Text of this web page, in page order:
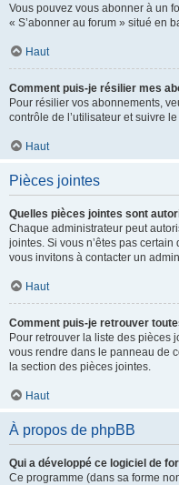
Vous pouvez vous abonner à un
« S’abonner au forum » situé en
Haut
Comment puis-je résilier mes
Pour résilier vos abonnements,
contrôle de l’utilisateur et suivre
Haut
Pièces jointes
Quelles pièces jointes sont
Chaque administrateur peut
jointes. Si vous n’êtes pas
vous invitons à contacter un
Haut
Comment puis-je retrouver
Pour retrouver la liste des pièces
vous rendre dans le panneau de
la section des pièces jointes.
Haut
À propos de phpBB
Qui a développé ce logiciel de
Ce programme (dans sa forme